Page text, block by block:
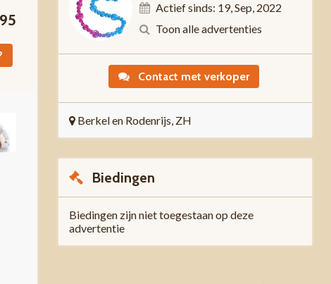
Actief sinds: 19, Sep, 2022
Toon alle advertenties
Contact met verkoper
Berkel en Rodenrijs, ZH
Biedingen
Biedingen zijn niet toegestaan op deze
advertentie